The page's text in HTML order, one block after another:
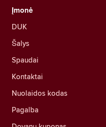
Įmonė
DUK
Šalys
Spaudai
Kontaktai
Nuolaidos kodas
Pagalba